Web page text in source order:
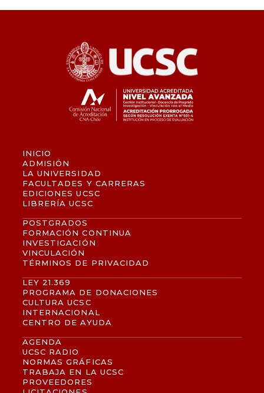
INICIO
ADMISIÓN
LA UNIVERSIDAD
FACULTADES Y CARRERAS
EDICIONES UCSC
LIBRERÍA UCSC
POSTGRADOS
FORMACIÓN CONTINUA
INVESTIGACIÓN
VINCULACIÓN
TÉRMINOS DE PRIVACIDAD
LEY 21.369
PROGRAMA DE DONACIONES
CULTURA UCSC
INTERNACIONAL
CENTRO DE AYUDA
AGENDA
UCSC RADIO
NORMAS GRÁFICAS
TRABAJA EN LA UCSC
PROVEEDORES